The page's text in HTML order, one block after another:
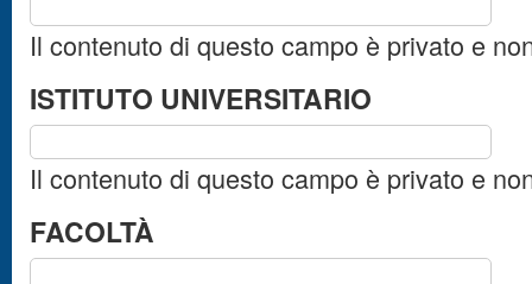
Il contenuto di questo campo è privato e
ISTITUTO UNIVERSITARIO
Il contenuto di questo campo è privato e
FACOLTÀ